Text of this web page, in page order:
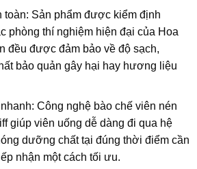
toàn: Sản phẩm được kiểm định
phòng thí nghiệm hiện đại của Hoa
đều được đảm bảo về độ sạch,
bảo quản gây hại hay hương liệu
Công nghệ bào chế viên nén
giúp viên uống dễ dàng đi qua hệ
dưỡng chất tại đúng thời điểm cần
nhận một cách tối ưu.